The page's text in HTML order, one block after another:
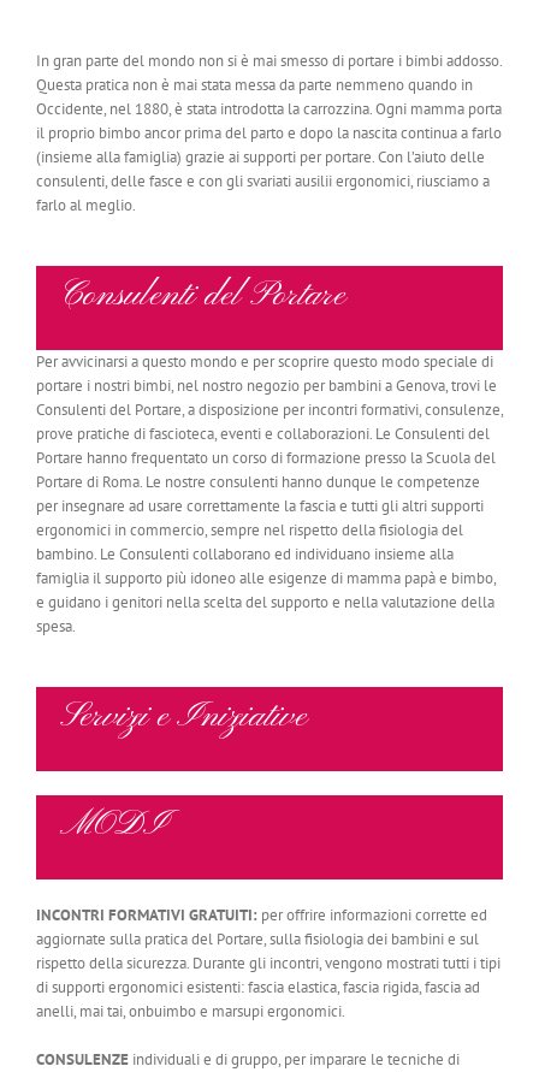
In gran parte del mondo non si è mai smesso di portare i bimbi addosso.
Questa pratica non è mai stata messa da parte nemmeno quando in
Occidente, nel 1880, è stata introdotta la carrozzina. Ogni mamma porta
il proprio bimbo ancor prima del parto e dopo la nascita continua a farlo
(insieme alla famiglia) grazie ai supporti per portare. Con l’aiuto delle
consulenti, delle fasce e con gli svariati ausilii ergonomici, riusciamo a
farlo al meglio.
Consulenti del Portare
Per avvicinarsi a questo mondo e per scoprire questo modo speciale di
portare i nostri bimbi, nel nostro negozio per bambini a Genova, trovi le
Consulenti del Portare, a disposizione per incontri formativi, consulenze,
prove pratiche di fascioteca, eventi e collaborazioni. Le Consulenti del
Portare hanno frequentato un corso di formazione presso la Scuola del
Portare di Roma. Le nostre consulenti hanno dunque le competenze
per insegnare ad usare correttamente la fascia e tutti gli altri supporti
ergonomici in commercio, sempre nel rispetto della fisiologia del
bambino. Le Consulenti collaborano ed individuano insieme alla
famiglia il supporto più idoneo alle esigenze di mamma papà e bimbo,
e guidano i genitori nella scelta del supporto e nella valutazione della
spesa.
Servizi e Iniziative
MODI
INCONTRI FORMATIVI GRATUITI: per offrire informazioni corrette ed
aggiornate sulla pratica del Portare, sulla fisiologia dei bambini e sul
rispetto della sicurezza. Durante gli incontri, vengono mostrati tutti i tipi
di supporti ergonomici esistenti: fascia elastica, fascia rigida, fascia ad
anelli, mai tai, onbuimbo e marsupi ergonomici.
CONSULENZEindividuali e di gruppo, per imparare le tecniche di